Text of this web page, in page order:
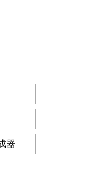
器